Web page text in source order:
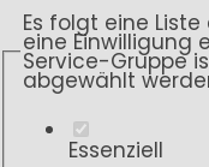
Es folgt eine
eine Einwilligung
Service-Gruppe
abgewählt
Essenziell